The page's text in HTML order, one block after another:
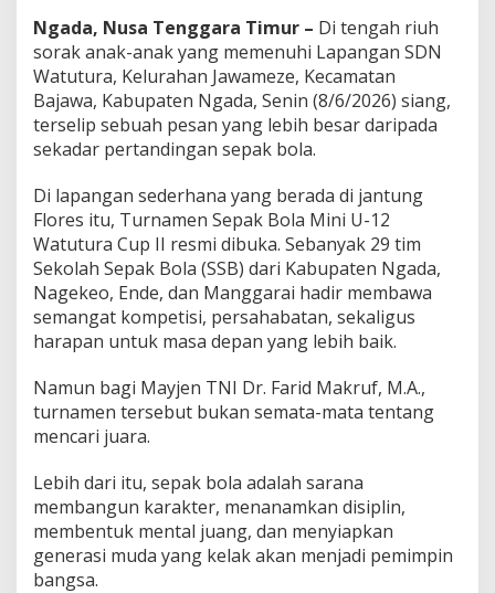
D
e
p
a
n
A
n
k
N
e
g
e
r
i
Ngada, Nusa Tenggara Timur – Di tengah riuh
sorak anak-anak yang memenuhi Lapangan SDN
Watutura, Kelurahan Jawameze, Kecamatan
Bajawa, Kabupaten Ngada, Senin (8/6/2026) siang,
terselip sebuah pesan yang lebih besar daripada
sekadar pertandingan sepak bola.
Di lapangan sederhana yang berada di jantung
Flores itu, Turnamen Sepak Bola Mini U-12
Watutura Cup II resmi dibuka. Sebanyak 29 tim
Sekolah Sepak Bola (SSB) dari Kabupaten Ngada,
Nagekeo, Ende, dan Manggarai hadir membawa
semangat kompetisi, persahabatan, sekaligus
harapan untuk masa depan yang lebih baik.
Namun bagi Mayjen TNI Dr. Farid Makruf, M.A.,
turnamen tersebut bukan semata-mata tentang
mencari juara.
Lebih dari itu, sepak bola adalah sarana
membangun karakter, menanamkan disiplin,
membentuk mental juang, dan menyiapkan
generasi muda yang kelak akan menjadi pemimpin
bangsa.